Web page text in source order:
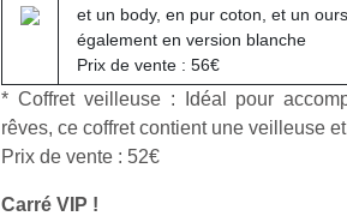
et un body, en pur coton, et un
également en version blanche
Prix de vente : 56€
* Coffret veilleuse : Idéal pour
rêves, ce coffret contient une veilleuse
Prix de vente : 52€
Carré VIP !
à